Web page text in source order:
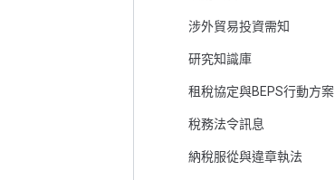
涉外貿易投資需知
研究知識庫
租稅協定與BEPS行動方案
稅務法令訊息
納稅服從與違章執法